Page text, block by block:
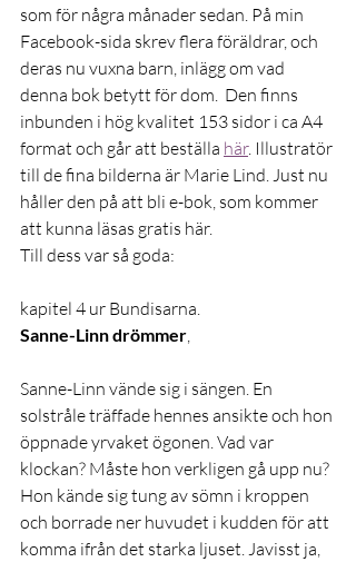
som för några månader sedan. På min
Facebook-sida skrev flera föräldrar, och
deras nu vuxna barn, inlägg om vad
denna bok betytt för dom.  Den finns
inbunden i hög kvalitet 153 sidor i ca A4
format och går att beställa här. Illustratör
till de fina bilderna är Marie Lind. Just nu
håller den på att bli e-bok, som kommer
att kunna läsas gratis här.
Till dess var så goda:
kapitel 4 ur Bundisarna.
Sanne-Linn drömmer
Sanne-Linn vände sig i sängen. En
solstråle träffade hennes ansikte och hon
öppnade yrvaket ögonen. Vad var
klockan? Måste hon verkligen gå upp nu?
Hon kände sig tung av sömn i kroppen
och borrade ner huvudet i kudden för att
komma ifrån det starka ljuset. Javisst ja,